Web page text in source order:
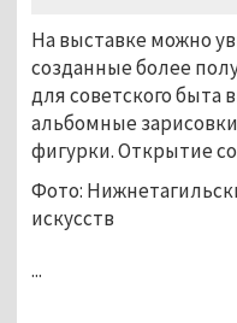
На выставке можно
созданные более
для советского
альбомные
фигурки. Открытие
Фото:
искусств
...